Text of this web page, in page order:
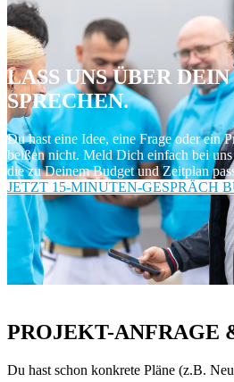
LASS UNS ÜBER
SPRECHEN.
Du hast eine Idee, eine Frage oder ein
beißen nicht. Meld Dich einfach bei
die zu Deinem Budget und Zeitplan
JETZT 15-MINUTEN-GESPRÄCH
PROJEKT-ANFRAGE
Du hast schon konkrete Pläne (z.B.